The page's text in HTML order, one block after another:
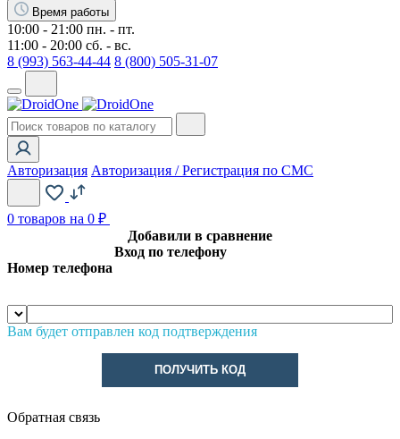
Время работы
10:00 - 21:00 пн. - пт.
11:00 - 20:00 сб. - вс.
8 (993) 563-44-44 8 (800) 505-31-07
Авторизация Авторизация / Регистрация по СМС
0 товаров на 0 ₽
Добавили в сравнение
Вход по телефону
Номер телефона
Вам будет отправлен код подтверждения
ПОЛУЧИТЬ КОД
Обратная связь